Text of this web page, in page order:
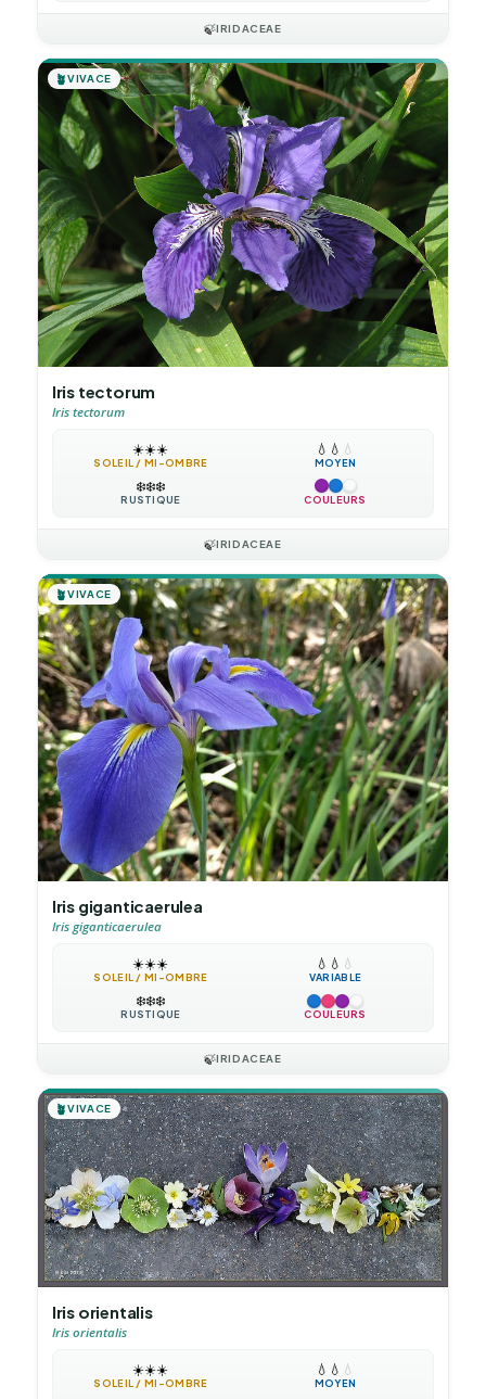
🍃IRIDACEAE
🪴VIVACE
Iris tectorum
Iris tectorum
☀️☀️☀️
SOLEIL / MI-OMBRE
💧 💧 💧
MOYEN
❄️❄️❄️
RUSTIQUE COULEURS
🍃IRIDACEAE
🪴VIVACE
Iris giganticaerulea
Iris giganticaerulea
☀️☀️☀️
SOLEIL / MI-OMBRE
💧 💧 💧
VARIABLE
❄️❄️❄️
RUSTIQUE COULEURS
🍃IRIDACEAE
🪴VIVACE
Iris orientalis
Iris orientalis
☀️☀️☀️
SOLEIL / MI-OMBRE
💧 💧 💧
MOYEN